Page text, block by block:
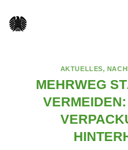
AKTUELLES,
MEHRWEG